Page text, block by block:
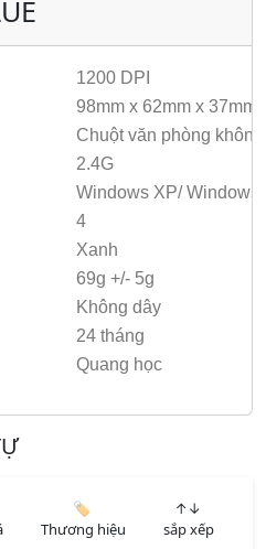
1200 DPI
98mm x 62mm x 37mm
Chuột văn phòng
2.4G
Windows XP/ Windows
4
Xanh
69g +/- 5g
Không dây
24 tháng
Quang học
🏷️
Thương hiệu
↑↓
sắp xếp